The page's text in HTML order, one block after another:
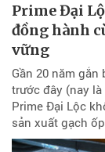
Prime Đại
đồng hành
vững
Gần 20 năm
trước đây (nay là
Prime Đại Lộc
sản xuất gạch